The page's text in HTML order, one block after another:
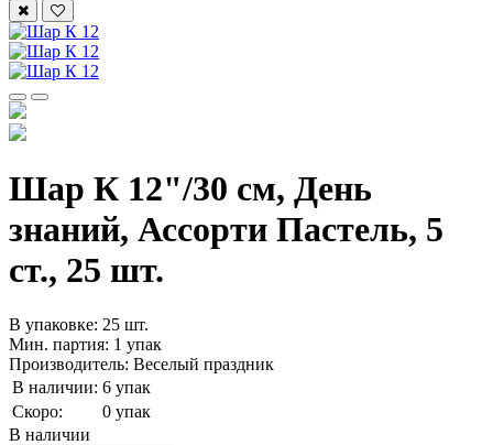
Шар К 12"/30 см, День
знаний, Ассорти Пастель, 5
ст., 25 шт.
В упаковке: 25 шт.
Мин. партия: 1 упак
Производитель: Веселый праздник
В наличии: 6 упак
Скоро:
0 упак
В наличии